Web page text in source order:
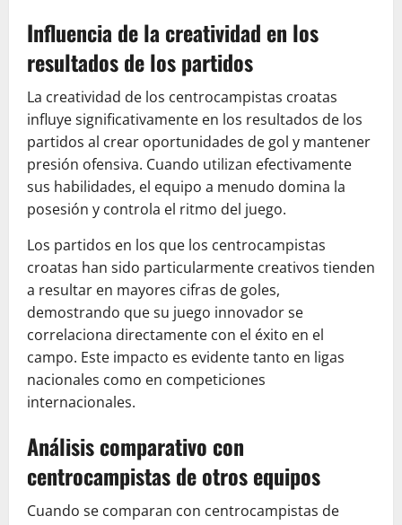
Influencia de la creatividad en los
resultados de los partidos
La creatividad de los centrocampistas croatas
influye significativamente en los resultados de los
partidos al crear oportunidades de gol y mantener
presión ofensiva. Cuando utilizan efectivamente
sus habilidades, el equipo a menudo domina la
posesión y controla el ritmo del juego.
Los partidos en los que los centrocampistas
croatas han sido particularmente creativos tienden
a resultar en mayores cifras de goles,
demostrando que su juego innovador se
correlaciona directamente con el éxito en el
campo. Este impacto es evidente tanto en ligas
nacionales como en competiciones
internacionales.
Análisis comparativo con
centrocampistas de otros equipos
Cuando se comparan con centrocampistas de